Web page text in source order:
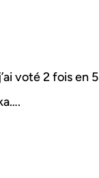
voté 2 fois en 5